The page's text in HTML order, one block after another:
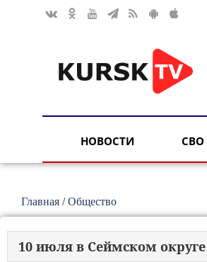
НОВОСТИ СВО
Главная /Общество
10 июля в Сеймском